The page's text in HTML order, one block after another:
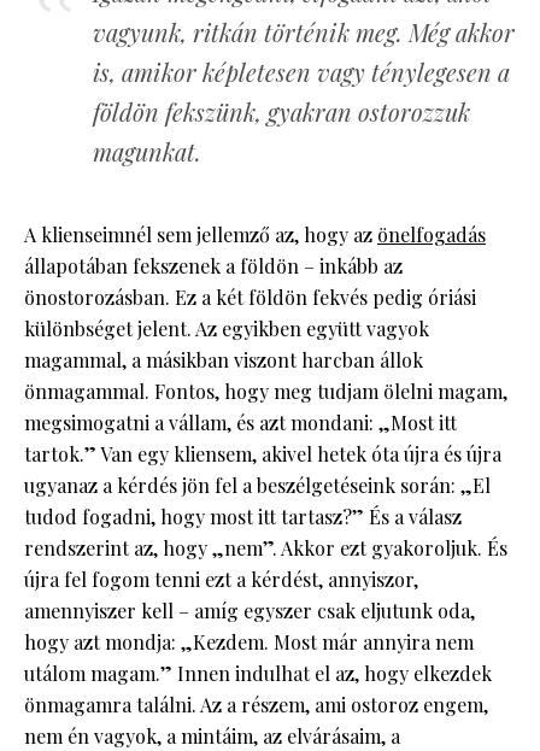
vagyunk, ritkán történik meg. Még akkor
is, amikor képletesen vagy ténylegesen a
földön fekszünk, gyakran ostorozzuk
magunkat.
A klienseimnél sem jellemző az, hogy az önelfogadás
állapotában fekszenek a földön – inkább az
önostorozásban. Ez a két földön fekvés pedig óriási
különbséget jelent. Az egyikben együtt vagyok
magammal, a másikban viszont harcban állok
önmagammal. Fontos, hogy meg tudjam ölelni magam,
megsimogatni a vállam, és azt mondani: „Most itt
tartok.” Van egy kliensem, akivel hetek óta újra és újra
ugyanaz a kérdés jön fel a beszélgetéseink során: „El
tudod fogadni, hogy most itt tartasz?” És a válasz
rendszerint az, hogy „nem”. Akkor ezt gyakoroljuk. És
újra fel fogom tenni ezt a kérdést, annyiszor,
amennyiszer kell – amíg egyszer csak eljutunk oda,
hogy azt mondja: „Kezdem. Most már annyira nem
utálom magam.” Innen indulhat el az, hogy elkezdek
önmagamra találni. Az a részem, ami ostoroz engem,
nem én vagyok, a mintáim, az elvárásaim, a